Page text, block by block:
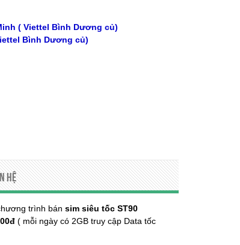
( Viettel Bình Dương củ)
Bình Dương củ)
hệ
trình bán sim siêu tốc ST90
( mỗi ngày có 2GB truy cập Data tốc